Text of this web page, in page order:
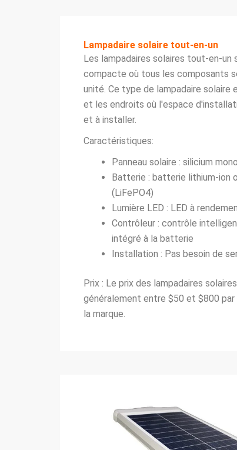
Lampadaire solaire tout-en-un
Les lampadaires solaires tout-en-
compacte où tous les composants
unité. Ce type de lampadaire solaire
et les endroits où l'espace
et à installer.
Caractéristiques:
Panneau solaire : silicium
Batterie : batterie lithium-ion
(LiFePO4)
Lumière LED : LED à
Contrôleur : contrôle
intégré à la batterie
Installation : Pas besoin de
Prix : Le prix des lampadaires
généralement entre $50 et $800
la marque.